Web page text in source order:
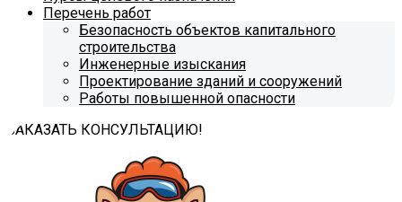
Перечень работ
Безопасность объектов капитального
строительства
Инженерные изыскания
Проектирование зданий и сооружений
Работы повышенной опасности
ЗАКАЗАТЬ КОНСУЛЬТАЦИЮ!